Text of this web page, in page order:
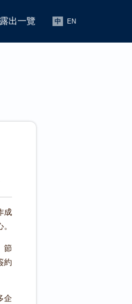
露出一覽 中 EN
成
節
約
企